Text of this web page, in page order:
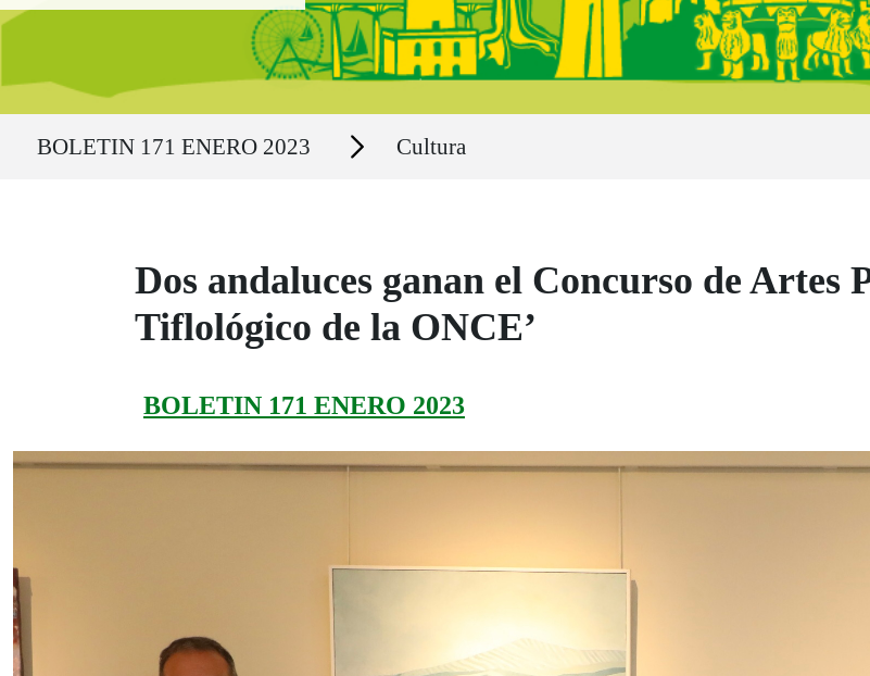
BOLETIN 171 ENERO 2023 Secciones Cultura
Dos andaluces ganan el Concurso de Artes
Tiflológico de la ONCE’
BOLETIN 171 ENERO 2023